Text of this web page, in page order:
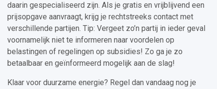
daarin gespecialiseerd zijn. Als je gratis en vrijblijvend een
prijsopgave aanvraagt, krijg je rechtstreeks contact met
verschillende partijen. Tip: Vergeet zo’n partij in ieder geval
voornamelijk niet te informeren naar voordelen op
belastingen of regelingen op subsidies! Zo ga je zo
betaalbaar en geïnformeerd mogelijk aan de slag!
Klaar voor duurzame energie? Regel dan vandaag nog je